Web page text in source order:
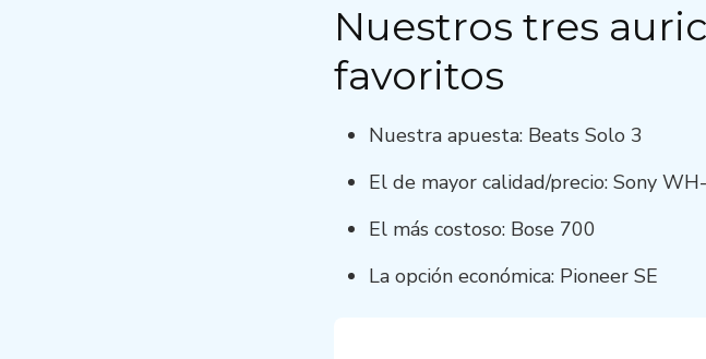
Nuestros tres
favoritos
Nuestra apuesta: Beats Solo 3
El de mayor calidad/precio: Sony
El más costoso: Bose 700
La opción económica: Pioneer SE